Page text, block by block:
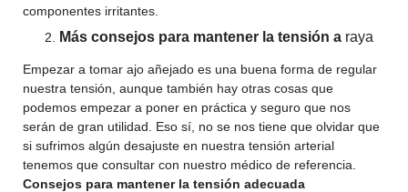
componentes irritantes.
Más consejos para mantener la tensión a raya
Empezar a tomar ajo añejado es una buena forma de regular
nuestra tensión, aunque también hay otras cosas que
podemos empezar a poner en práctica y seguro que nos
serán de gran utilidad. Eso sí, no se nos tiene que olvidar que
si sufrimos algún desajuste en nuestra tensión arterial
tenemos que consultar con nuestro médico de referencia.
Consejos para mantener la tensión adecuada